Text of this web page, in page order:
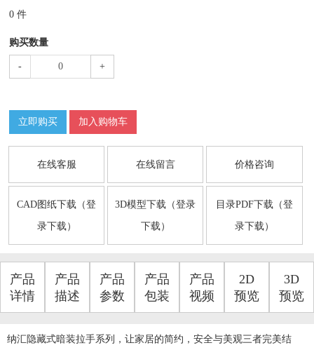
0 件
购买数量
- +
立即购买 加入购物车
在线客服 在线留言 价格咨询
CAD图纸下载（登
录下载）
3D模型下载（登录
下载）
目录PDF下载（登
录下载）
产品
详情
产品
描述
产品
参数
产品
包装
产品
视频
2D
预览
3D
预览
纳汇隐藏式暗装拉手系列，让家居的简约，安全与美观三者完美结